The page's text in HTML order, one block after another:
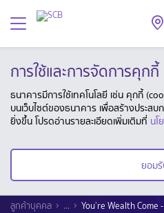
การใช้และการจัดการคุกกี้
ธนาคารมีการใช้เทคโนโลยี เช่น คุกกี้
บนเว็บไซต์ของธนาคาร เพื่อสร้างประส
ยิ่งขึ้น โปรดอ่านรายละเอียดเพิ่มเติมที่ นโ
ยอม
ลูกค้าบุคคล ... You’re Wealth Come